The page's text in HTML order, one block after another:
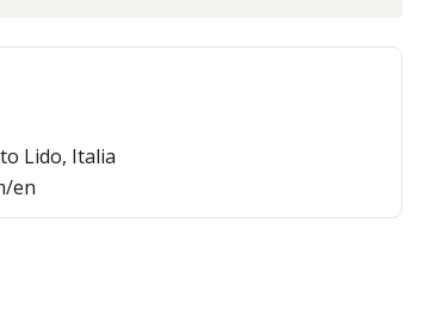
Lido, Italia
en